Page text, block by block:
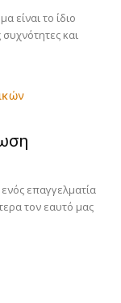
είναι το ίδιο
και
επαγγελματία
τον εαυτό μας